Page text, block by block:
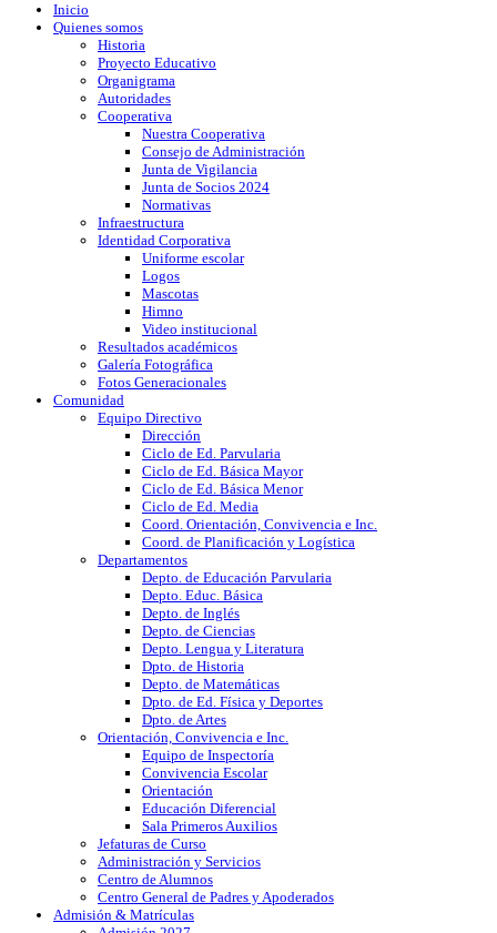
Inicio
Quienes somos
Historia
Proyecto Educativo
Organigrama
Autoridades
Cooperativa
Nuestra Cooperativa
Consejo de Administración
Junta de Vigilancia
Junta de Socios 2024
Normativas
Infraestructura
Identidad Corporativa
Uniforme escolar
Logos
Mascotas
Himno
Video institucional
Resultados académicos
Galería Fotográfica
Fotos Generacionales
Comunidad
Equipo Directivo
Dirección
Ciclo de Ed. Parvularia
Ciclo de Ed. Básica Mayor
Ciclo de Ed. Básica Menor
Ciclo de Ed. Media
Coord. Orientación, Convivencia e Inc.
Coord. de Planificación y Logística
Departamentos
Depto. de Educación Parvularia
Depto. Educ. Básica
Depto. de Inglés
Depto. de Ciencias
Depto. Lengua y Literatura
Dpto. de Historia
Depto. de Matemáticas
Dpto. de Ed. Física y Deportes
Dpto. de Artes
Orientación, Convivencia e Inc.
Equipo de Inspectoría
Convivencia Escolar
Orientación
Educación Diferencial
Sala Primeros Auxilios
Jefaturas de Curso
Administración y Servicios
Centro de Alumnos
Centro General de Padres y Apoderados
Admisión & Matrículas